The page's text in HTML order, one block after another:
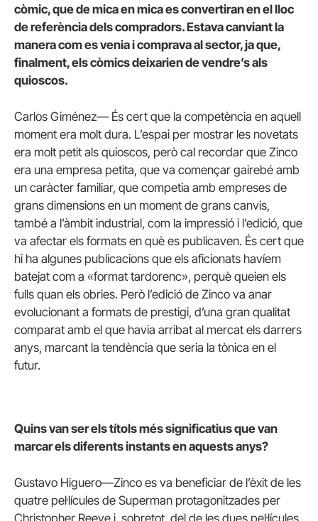
còmic, que de mica en mica es convertiran en el lloc
de referència dels compradors. Estava canviant la
manera com es venia i comprava al sector, ja que,
finalment, els còmics deixarien de vendre’s als
quioscos.
Carlos Giménez— És cert que la competència en aquell
moment era molt dura. L’espai per mostrar les novetats
era molt petit als quioscos, però cal recordar que Zinco
era una empresa petita, que va començar gairebé amb
un caràcter familiar, que competia amb empreses de
grans dimensions en un moment de grans canvis,
també a l’àmbit industrial, com la impressió i l’edició, que
va afectar els formats en què es publicaven. És cert que
hi ha algunes publicacions que els aficionats havíem
batejat com a «format tardorenc», perquè queien els
fulls quan els obries. Però l’edició de Zinco va anar
evolucionant a formats de prestigi, d’una gran qualitat
comparat amb el que havia arribat al mercat els darrers
anys, marcant la tendència que seria la tònica en el
futur.
Quins van ser els títols més significatius que van
marcar els diferents instants en aquests anys?
Gustavo Higuero—Zinco es va beneficiar de l’èxit de les
quatre pel·lícules de Superman protagonitzades per
Christopher Reeve i, sobretot, del de les dues pel·lícules